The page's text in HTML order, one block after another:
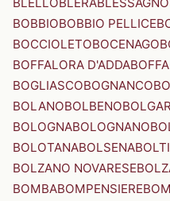
BOBBIOBOBBIO PELLICE
BOCCIOLETOBOCENAGO
BOFFALORA D'ADDA
BOGLIASCOBOGNANCO
BOLANOBOLBENO
BOLOGNABOLOGNANO
BOLOTANABOLSENA
BOLZANO NOVARESE
BOMBABOMPENSIERE